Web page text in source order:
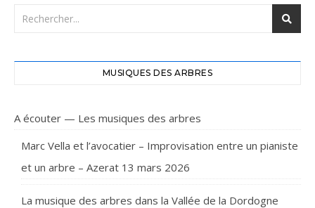
MUSIQUES DES ARBRES
A écouter — Les musiques des arbres
Marc Vella et l’avocatier – Improvisation entre un pianiste
et un arbre – Azerat 13 mars 2026
La musique des arbres dans la Vallée de la Dordogne